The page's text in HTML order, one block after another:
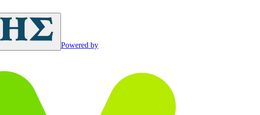
Powered by